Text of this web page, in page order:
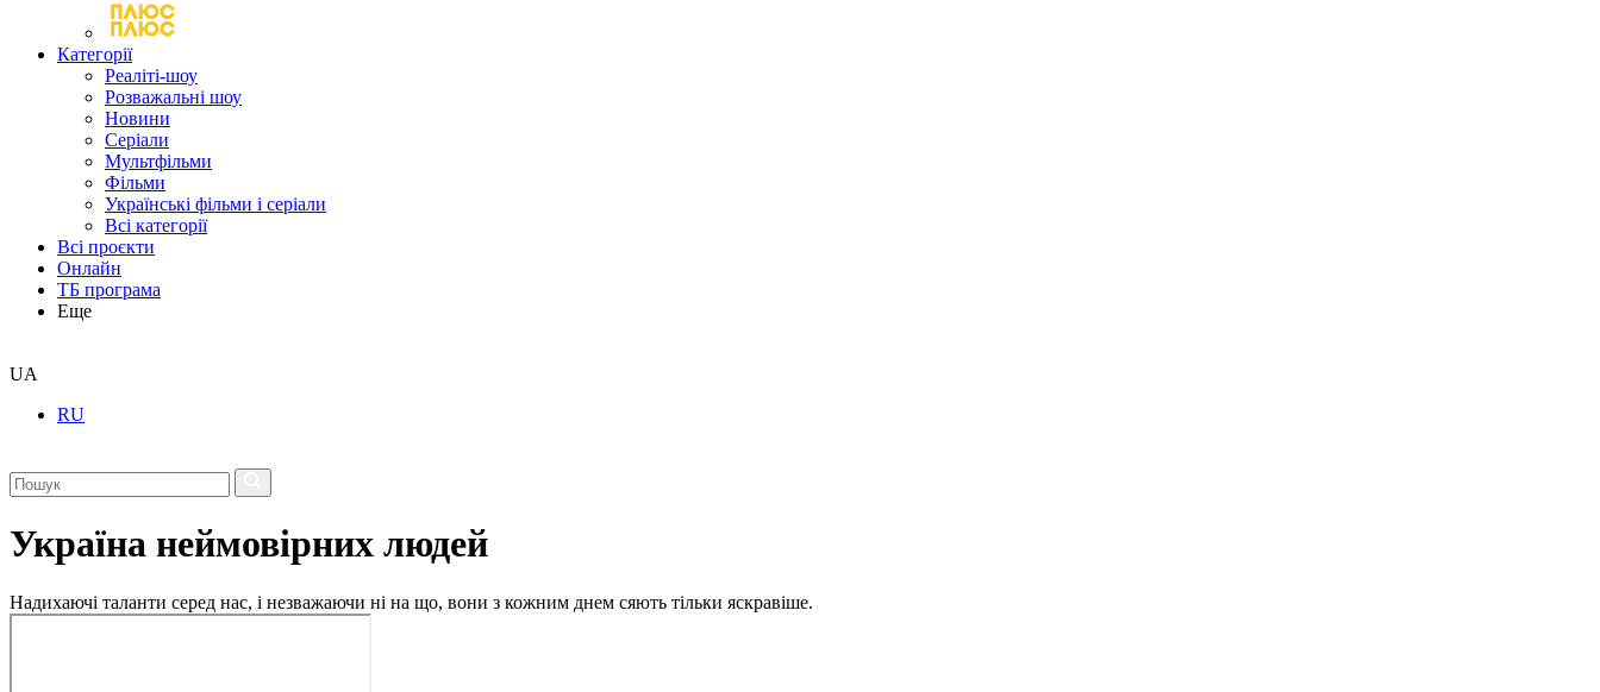
Категорії
Реаліті-шоу
Розважальні шоу
Новини
Серіали
Мультфільми
Фільми
Українські фільми і серіали
Всі категорії
Всі проєкти
Онлайн
ТБ програма
Еще
UA
RU
Україна неймовірних людей
Надихаючі таланти серед нас, і незважаючи ні на що, вони з кожним днем сяють тільки яскравіше.